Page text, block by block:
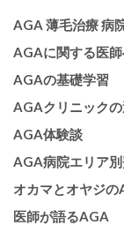
AGA 薄毛治療 病
AGAに関する医
AGAの基礎学習
AGAクリニック
AGA体験談
AGA病院エリア
オカマとオヤジ
医師が語るAGA